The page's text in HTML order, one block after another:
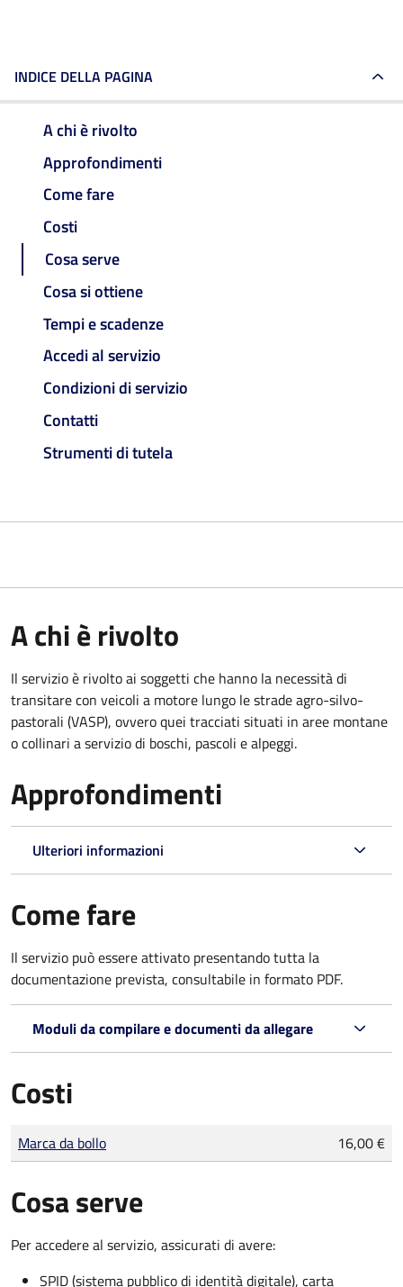
INDICE DELLA PAGINA
A chi è rivolto
Approfondimenti
Come fare
Costi
Cosa serve
Cosa si ottiene
Tempi e scadenze
Accedi al servizio
Condizioni di servizio
Contatti
Strumenti di tutela
A chi è rivolto
Il servizio è rivolto ai soggetti che hanno la necessità di
transitare con veicoli a motore lungo le strade agro-silvo-
pastorali (VASP), ovvero quei tracciati situati in aree montane
o collinari a servizio di boschi, pascoli e alpeggi.
Approfondimenti
Ulteriori informazioni
Come fare
Il servizio può essere attivato presentando tutta la
documentazione prevista, consultabile in formato PDF.
Moduli da compilare e documenti da allegare
Costi
Tipo di pagamento
Importo
Marca da bollo 16,00 €
Cosa serve
Per accedere al servizio, assicurati di avere:
SPID (sistema pubblico di identità digitale), carta